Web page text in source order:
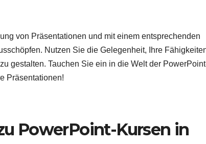
von Präsentationen und mit einem entsprechenden
Nutzen Sie die Gelegenheit, Ihre
gestalten. Tauchen Sie ein in die Welt der
Präsentationen!
PowerPoint-Kursen in